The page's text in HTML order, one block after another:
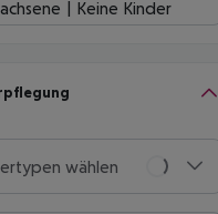
Keine Kinder
wählen